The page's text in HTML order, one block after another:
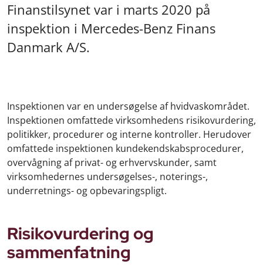
Finanstilsynet var i marts 2020 på
inspektion i Mercedes-Benz Finans
Danmark A/S.
Inspektionen var en undersøgelse af hvidvaskområdet.
Inspektionen omfattede virksomhedens risikovurdering,
politikker, procedurer og interne kontroller. Herudover
omfattede inspektionen kundekendskabsprocedurer,
overvågning af privat- og erhvervskunder, samt
virksomhedernes undersøgelses-, noterings-,
underretnings- og opbevaringspligt.
Risikovurdering og
sammenfatning